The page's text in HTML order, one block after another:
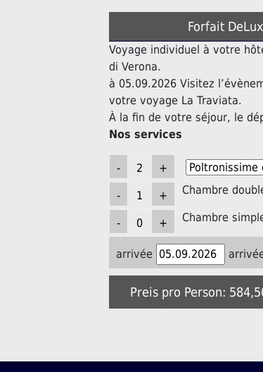
Forfait
Voyage individuel à votre
di Verona.
à 05.09.2026 Visitez
votre voyage La Traviata.
À la fin de votre séjour, le
Nos services
Chambre
Chambre
arrivée
Preis pro Person: